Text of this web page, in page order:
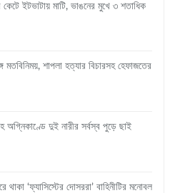
কেটে ইটভাটায় মাটি, ভাঙনের মুখে ৩ শতাধিক
মতবিনিময়, শাপলা হত্যার বিচারসহ হেফাজতের
অগ্নিকাণ্ডে দুই নারীর সর্বস্ব পুড়ে ছাই
থাকা ‘ফ্যাসিস্টের দোসররা’ বাহিনীটির মনোবল